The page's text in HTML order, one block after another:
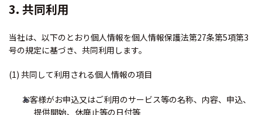
3. 共同利用
当社は、以下のとおり個人情報を個人情報保護法第27条第5項第3
号の規定に基づき、共同利用します。
(1) 共同して利用される個人情報の項目
お客様がお申込又はご利用のサービス等の名称、内容、申込、
提供開始、休廃止等の日付等